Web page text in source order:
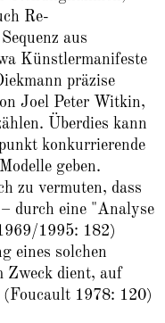
Re-
aus
Künstlermanifeste
präzise
Joel Peter Witkin,
Überdies kann
konkurrierende
geben.
zu vermuten, dass
durch eine "Analyse
1995: 182)
eines solchen
Zweck dient, auf
1978: 120)